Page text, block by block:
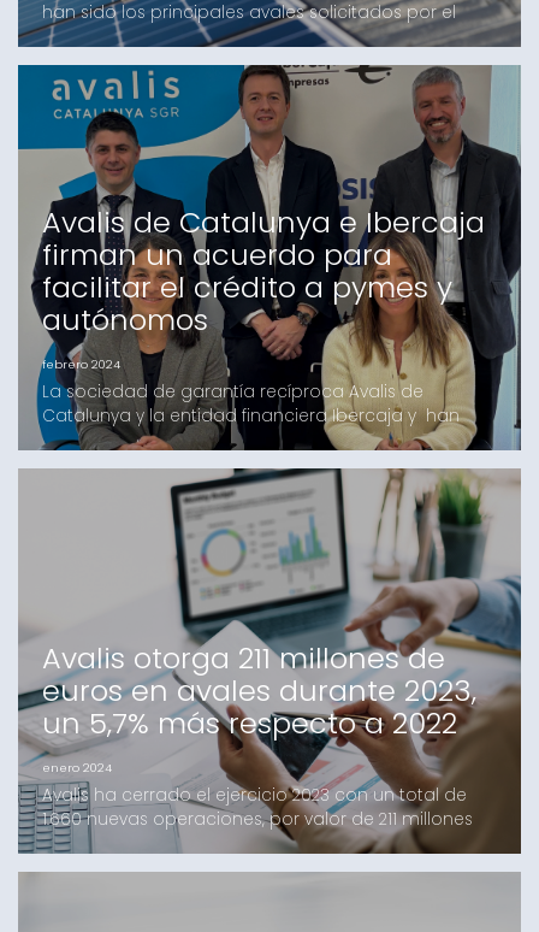
han sido los principales avales solicitados por el
tejido empresarial. En cambio, los avales técnicos
que han representado un 16%, han crecido un 231%
en comparación con el mismo período del año
pasado.La actividad de Avalis de Catalunya ha
permitido que más de 121 millones de euros de
financiaci
Avalis de Catalunya e Ibercaja
firman un acuerdo para
facilitar el crédito a pymes y
autónomos
febrero 2024
La sociedad de garantía recíproca Avalis de
Catalunya y la entidad financiera Ibercaja y han
firmado un convenio para facilitar a las empresas y
autónomos de Cataluña el acceso a la financiación
de sus proyectos de inversión y su actividad.Con
esta firma, el Banco y la Sociedad de Garantía
Recíproca tienen la finalidad de apoyar el desarrollo
Avalis otorga 211 millones de
euros en avales durante 2023,
un 5,7% más respecto a 2022
enero 2024
Avalis ha cerrado el ejercicio 2023 con un total de
1.660 nuevas operaciones, por valor de 211 millones
de euros (un 5,7% más que el año anterior), lo que
supone un crecimiento sostenido en el número de